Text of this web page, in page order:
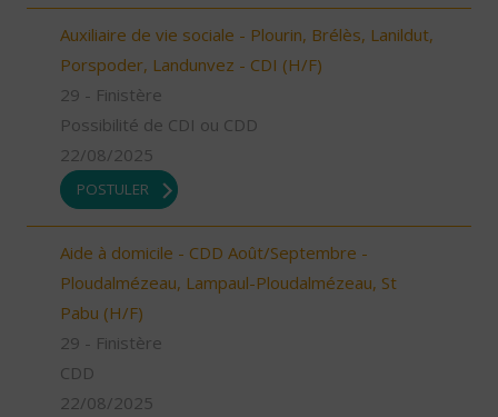
Auxiliaire de vie sociale - Plourin, Brélès, Lanildut,
Porspoder, Landunvez - CDI (H/F)
29 - Finistère
Possibilité de CDI ou CDD
22/08/2025
POSTULER
Aide à domicile - CDD Août/Septembre -
Ploudalmézeau, Lampaul-Ploudalmézeau, St
Pabu (H/F)
29 - Finistère
CDD
22/08/2025